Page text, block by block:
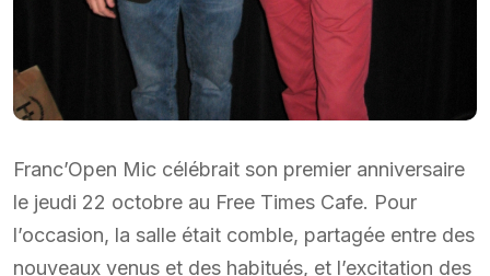
Franc’Open Mic célébrait son premier anniversaire
le jeudi 22 octobre au Free Times Cafe. Pour
l’occasion, la salle était comble, partagée entre des
nouveaux venus et des habitués, et l’excitation des